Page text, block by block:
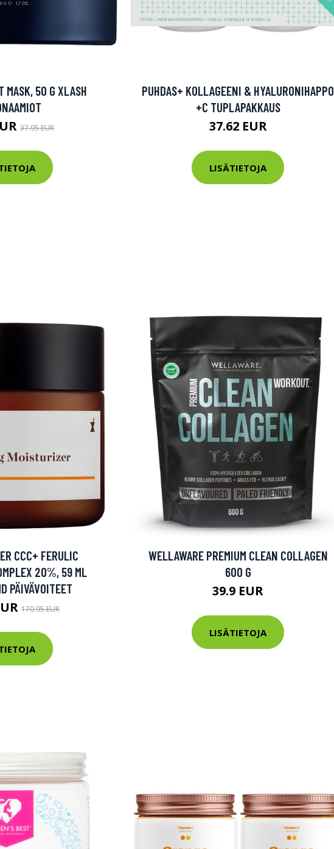
MASK, 50 G XLASH
37.95 EUR
PUHDAS+ KOLLAGEENI & HYALURONIHAPPO
+C TUPLAPAKKAUS
37.62 EUR
LISÄTIETOJA
CCC+ FERULIC
20%, 59 ML
PÄIVÄVOITEET
170.95 EUR
WELLAWARE PREMIUM CLEAN COLLAGEN
600 G
39.9 EUR
LISÄTIETOJA
IdealofMeD Kauppa
Kaikki IdealofMeDin tuotteet -20 %!
Varaa terveystarkastus
KATSO TARJOUS